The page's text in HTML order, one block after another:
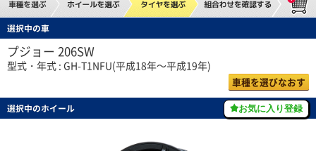
選択中の車
プジョー 206SW
型式・年式 : GH-T1NFU(平成18年～平成19年)
車種を選びなおす
選択中のホイール お気に入り登録